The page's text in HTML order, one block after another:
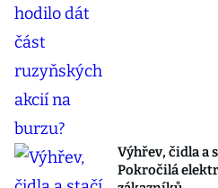
Výhřev, čidla a
Pokročilá